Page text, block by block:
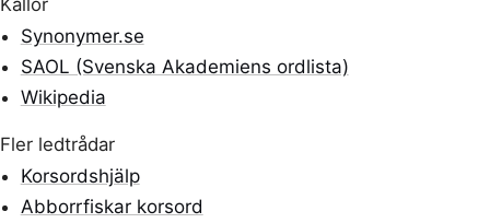
Källor
Synonymer.se
SAOL (Svenska Akademiens ordlista)
Wikipedia
Fler ledtrådar
Korsordshjälp
Abborrfiskar korsord